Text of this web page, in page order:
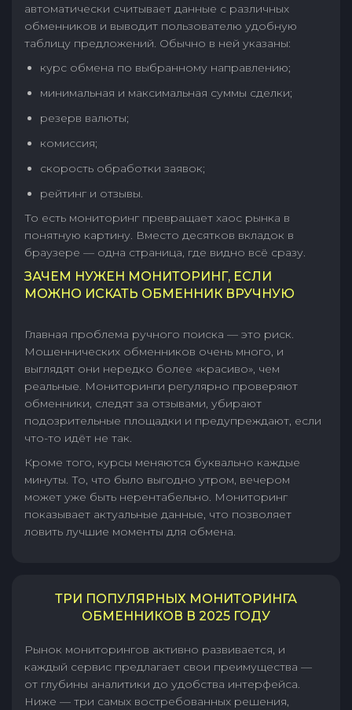
автоматически считывает данные с различных
обменников и выводит пользователю удобную
таблицу предложений. Обычно в ней указаны:
курс обмена по выбранному направлению;
минимальная и максимальная суммы сделки;
резерв валюты;
комиссия;
скорость обработки заявок;
рейтинг и отзывы.
То есть мониторинг превращает хаос рынка в
понятную картину. Вместо десятков вкладок в
браузере — одна страница, где видно всё сразу.
ЗАЧЕМ НУЖЕН МОНИТОРИНГ, ЕСЛИ
МОЖНО ИСКАТЬ ОБМЕННИК ВРУЧНУЮ
Главная проблема ручного поиска — это риск.
Мошеннических обменников очень много, и
выглядят они нередко более «красиво», чем
реальные. Мониторинги регулярно проверяют
обменники, следят за отзывами, убирают
подозрительные площадки и предупреждают, если
что-то идёт не так.
Кроме того, курсы меняются буквально каждые
минуты. То, что было выгодно утром, вечером
может уже быть нерентабельно. Мониторинг
показывает актуальные данные, что позволяет
ловить лучшие моменты для обмена.
ТРИ ПОПУЛЯРНЫХ МОНИТОРИНГА
ОБМЕННИКОВ В 2025 ГОДУ
Рынок мониторингов активно развивается, и
каждый сервис предлагает свои преимущества —
от глубины аналитики до удобства интерфейса.
Ниже — три самых востребованных решения,